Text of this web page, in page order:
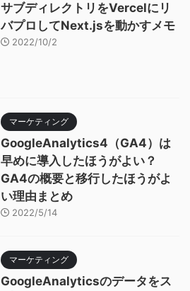
サブディレクトリをVercelにリ
バプロしてNext.jsを動かすメモ
2022/10/2
マーケティング
GoogleAnalytics4（GA4）は
早めに導入したほうがよい？
GA4の概要と移行したほうがよ
い理由まとめ
2022/5/14
マーケティング
GoogleAnalyticsのデータをス